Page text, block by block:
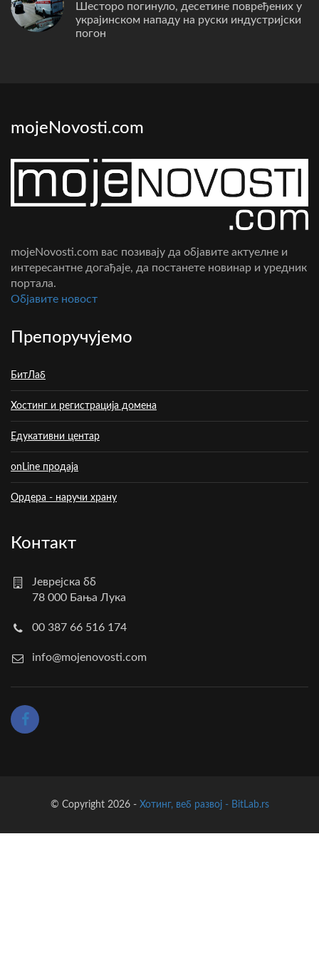
Шесторо погинуло, десетине повређених у
украјинском нападу на руски индустријски
погон
mojeNovosti.com
mojeNovosti.com вас позивају да објавите актуелне и
интересантне догађаје, да постанете новинар и уредник
портала.
Oбјавите новост
Препоручујемо
БитЛаб
Хостинг и регистрација домена
Едукативни центар
onLine продаја
Ордера - наручи храну
Контакт
Јеврејска бб
78 000 Бања Лука
00 387 66 516 174
info@mojenovosti.com
© Copyright 2026 - Хотинг, веб развој - BitLab.rs